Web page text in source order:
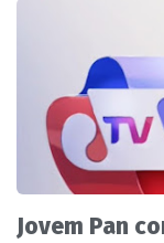
Jovem Pan